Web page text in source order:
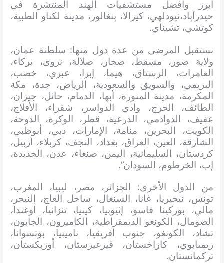
ابرز وافضل مستشفيات الهند المنتشرة في
حيدرآباد،نيودلهي، كيرالا، بنغالور، مدينة لكناو الطبية،
كوتشي، تشيناي.
نستقبل المرضى من عدة دول منها: سلطنة عمان،
ولاية صور، مسقط، صحار، صلالة، نزوى، بركاء،
العامرات، الرستاق، هيما، إبرا، عبري، خصب،
البريمي، والسويق والسعودية، الرياض، جدة، مكة
المكرمة، مدينة المنورة، أبها، الدمام، حائل، جيزان،
الطائف، الخرج، وادي الدواسر، شقراء، الأفلاج،
عفيف، الدوادمي، الدرعية، قطر، الوكرة، الدوحة،
الكويت، البحرين، منامة، الإمارات، دبي، أبوظبي،
الشارقة، العين، العراق، بغداد، النجف، كربلاء، أربيل،
كردستان، السليمانية، اليمن، صنعاء، عدن، الحديدة،
إب، الخرطوم، السودان”.
من الدول الأخرى: الجزائر، مصر، ليبيا، المغرب،
تونس، نيجيريا، غانا، السنغال، ساحل العاج، النيجر،
مالي، بوركينا فاسو، إثيوبيا، كينيا، تنزانيا، أوغندا،
الصومال، الكونغو الديمقراطية، الكاميرون، الجابون،
تشاد، الكونغو، جنوب أفريقيا، ناميبيا، بوتسوانا،
زيمبابوي، كازاخستان، قيرغيزستان، أوزبكستان،
تركمانستان.